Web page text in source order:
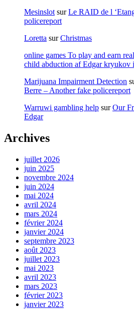
Mesinslot surLe RAID de l
policereport
Loretta surChristmas
online games To play and earn
child abduction af Edgar kryukov
Marijuana Impairment Detection
Berre – Another fake policereport
Warruwi gambling help surOur
Edgar
Archives
juillet 2026
juin 2025
novembre 2024
juin 2024
mai 2024
avril 2024
mars 2024
février 2024
janvier 2024
septembre 2023
août 2023
juillet 2023
mai 2023
avril 2023
mars 2023
février 2023
janvier 2023